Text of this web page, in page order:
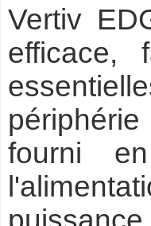
Vertiv
efficace,
fourni